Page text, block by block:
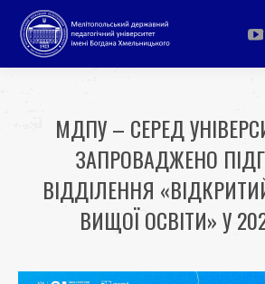
МДПУ – СЕРЕД
ЗАПРОВАДЖЕНО
ВІДДІЛЕННЯ
ВИЩОЇ ОСВІТИ» У